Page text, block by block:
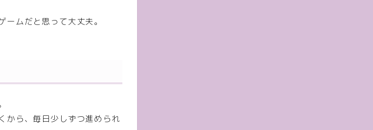
ムだと思って大丈夫。
から、毎日少しずつ進められ